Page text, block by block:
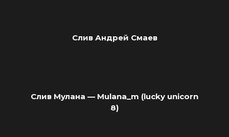
Слив Андрей Смаев
Слив Мулана — Mulana_m (lucky unicorn
8)